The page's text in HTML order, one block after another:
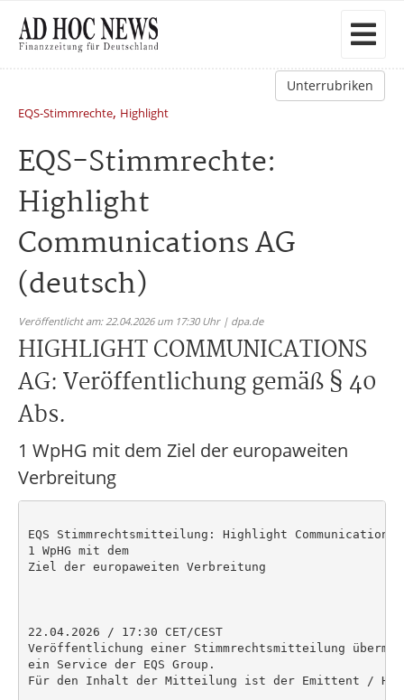
Unterrubriken
EQS-Stimmrechte, Highlight
EQS-Stimmrechte:
Highlight
Communications AG
(deutsch)
Veröffentlicht am: 22.04.2026 um 17:30 Uhr | dpa.de
HIGHLIGHT COMMUNICATIONS
AG: Veröffentlichung gemäß § 40
Abs.
1 WpHG mit dem Ziel der europaweiten
Verbreitung
EQS Stimmrechtsmitteilung: Highlight Communications
1 WpHG mit dem
Ziel der europaweiten Verbreitung
22.04.2026 / 17:30 CET/CEST
Veröffentlichung einer Stimmrechtsmitteilung
ein Service der EQS Group.
Für den Inhalt der Mitteilung ist der Emittent /